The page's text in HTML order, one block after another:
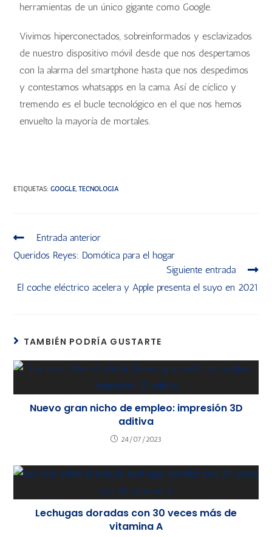
herramientas de un único gigante como Google.
Vivimos hiperconectados, sobreinformados y esclavizados
de nuestro dispositivo móvil desde que nos despertamos
con la alarma del smartphone hasta que nos despedimos
y contestamos whatsapps en la cama. Así de cíclico y
tremendo es el bucle tecnológico en el que nos hemos
envuelto la mayoría de mortales.
ETIQUETAS:GOOGLE, TECNOLOGÍA
Entrada anterior
Queridos Reyes: Domótica para el hogar
Siguiente entrada
El coche eléctrico acelera y Apple presenta el suyo en 2021
TAMBIÉN PODRÍA GUSTARTE
Nuevo gran nicho de empleo: impresión 3D
aditiva
24/07/2023
Lechugas doradas con 30 veces más de
vitamina A